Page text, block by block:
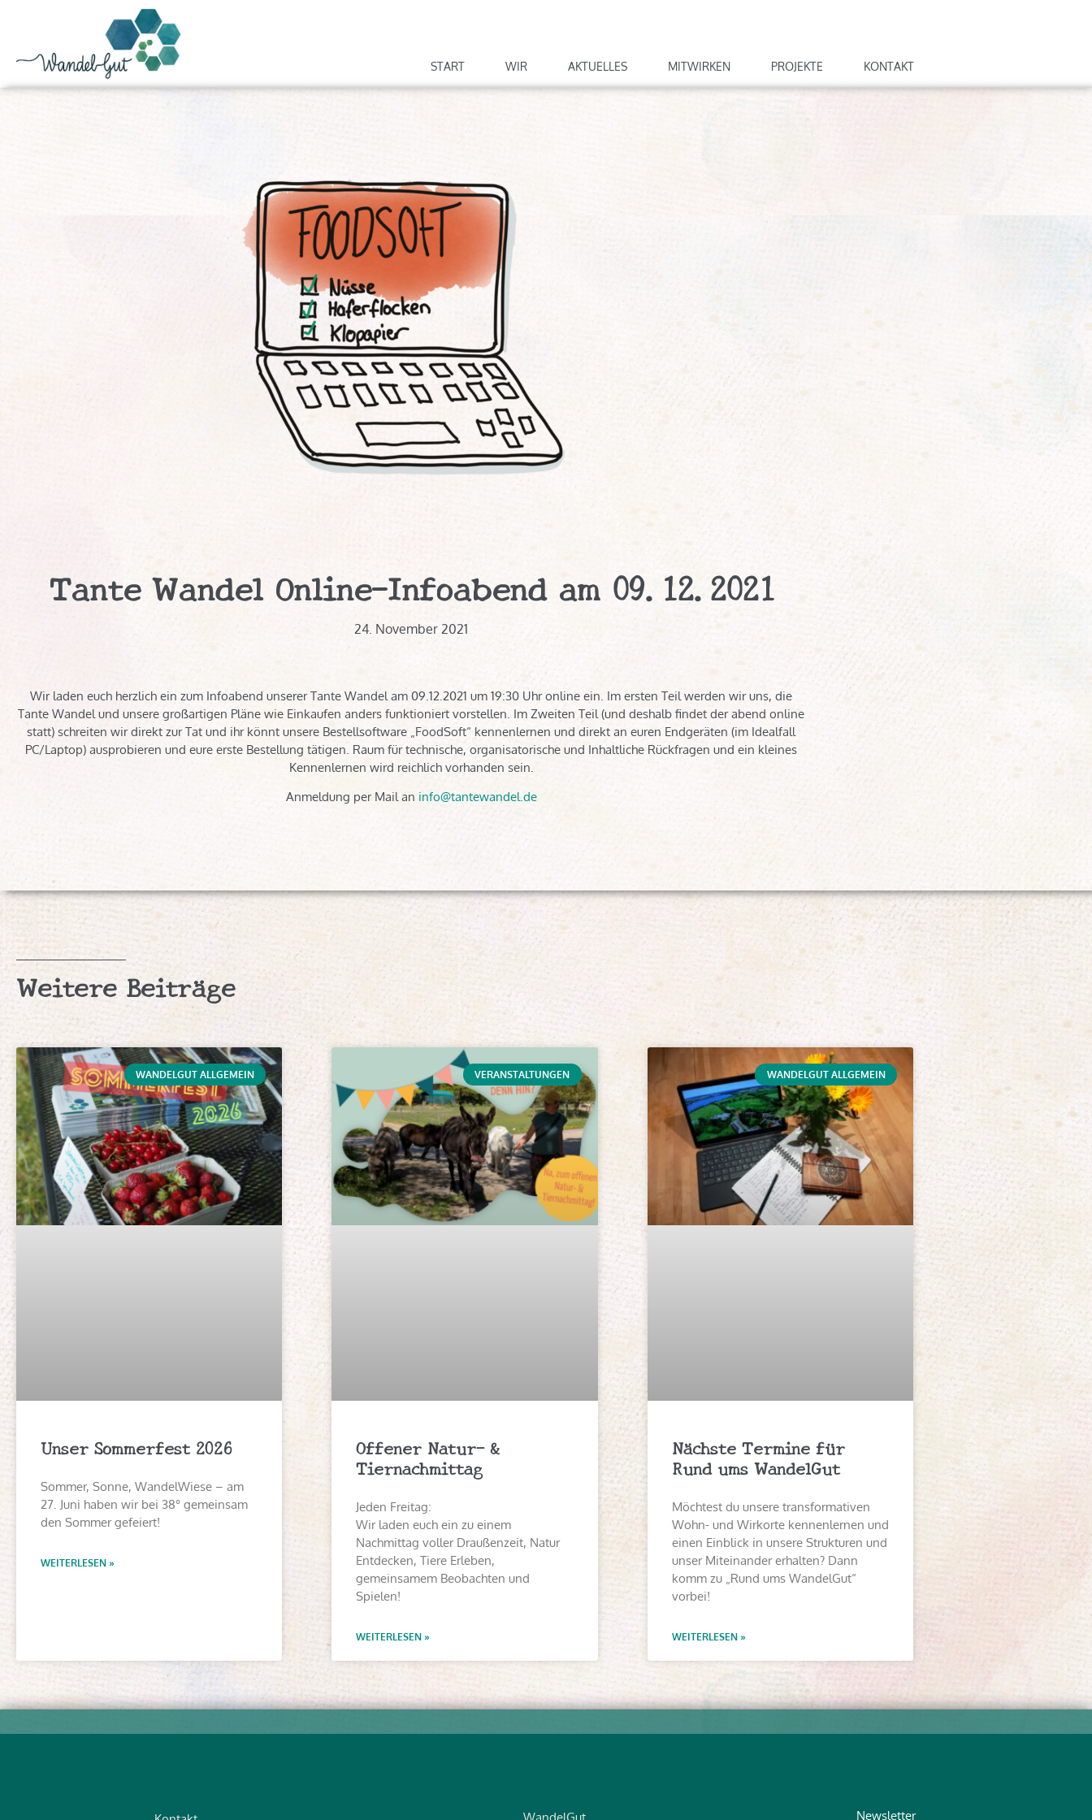
START WIR AKTUELLES MITWIRKEN PROJEKTE KONTAKT
Tante Wandel Online-Infoabend am 09.12.2021
24. November 2021
Wir laden euch herzlich ein zum Infoabend unserer Tante Wandel am 09.12.2021 um 19:30 Uhr online ein. Im ersten Teil werden wir uns, die
Tante Wandel und unsere großartigen Pläne wie Einkaufen anders funktioniert vorstellen. Im Zweiten Teil (und deshalb findet der abend online
statt) schreiten wir direkt zur Tat und ihr könnt unsere Bestellsoftware „FoodSoft“ kennenlernen und direkt an euren Endgeräten (im Idealfall
PC/Laptop) ausprobieren und eure erste Bestellung tätigen. Raum für technische, organisatorische und Inhaltliche Rückfragen und ein kleines
Kennenlernen wird reichlich vorhanden sein.
Anmeldung per Mail an info@tantewandel.de
Weitere Beiträge
WANDELGUT ALLGEMEIN
Unser Sommerfest 2026
Sommer, Sonne, WandelWiese – am
27. Juni haben wir bei 38° gemeinsam
den Sommer gefeiert!
WEITERLESEN »
VERANSTALTUNGEN
Offener Natur- &
Tiernachmittag
Jeden Freitag:
Wir laden euch ein zu einem
Nachmittag voller Draußenzeit, Natur
Entdecken, Tiere Erleben,
gemeinsamem Beobachten und
Spielen!
WEITERLESEN »
WANDELGUT ALLGEMEIN
Nächste Termine für
Rund ums WandelGut
Möchtest du unsere transformativen
Wohn- und Wirkorte kennenlernen und
einen Einblick in unsere Strukturen und
unser Miteinander erhalten? Dann
komm zu „Rund ums WandelGut“
vorbei!
WEITERLESEN »
Newsletter